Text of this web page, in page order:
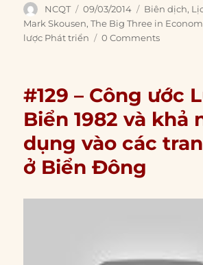
Author
NCQT
Posted
on
09/03/2014 Categories
Biên dịch,
Mark Skousen,The Big Three in
lược Phát triển
0 Comments
#129 – Công ước
Biển 1982 và khả
dụng vào các
ở Biển Đông